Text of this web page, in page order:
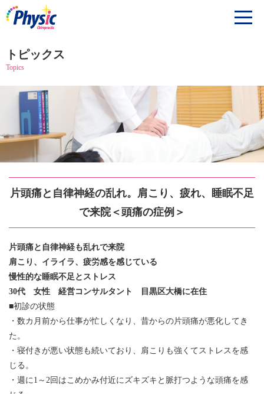
トピックス
Topics
片頭痛と自律神経の乱れ。肩こり、疲れ、睡眠不足
で来院＜頭痛の症例＞
片頭痛と 自律神経も乱れで来院
肩こり、イライラ、疲労感を感じている
慢性的な睡眠不足とストレス
30代 女性 経営コンサルタント 目黒区大橋に在住
■初診の状態
・数カ月前から仕事が忙しくなり、昔からの片頭痛が悪化してき
た。
・寝付きが悪い状態も続いており、肩こりも強くてストレスを感
じる。
・週に1～2回はこめかみ付近にズキズキと脈打つような頭痛を感